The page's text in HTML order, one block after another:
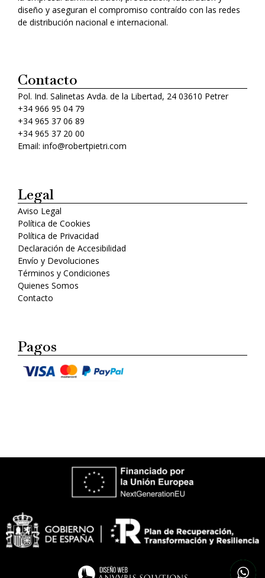
diseño y aseguran el compromiso contraído con las redes
de distribución nacional e internacional.
Contacto
Pol. Ind. Salinetas Avda. de la Libertad, 24 03610 Petrer
+34 966 95 04 79
+34 965 37 06 89
+34 965 37 20 00
Email: info@robertpietri.com
Legal
Aviso Legal
Política de Cookies
Política de Privacidad
Declaración de Accesibilidad
Envío y Devoluciones
Términos y Condiciones
Quienes Somos
Contacto
Pagos